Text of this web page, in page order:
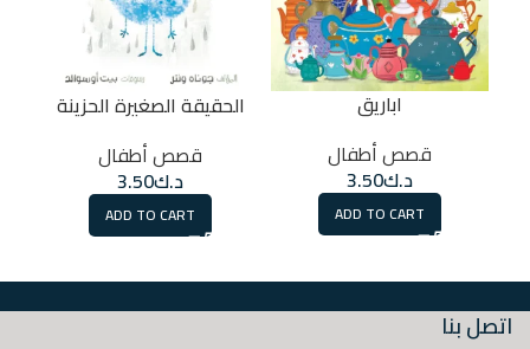
اباريق
قصص أطفال
د.ك3.50
ADD TO CART
الحقيقة الصغيرة الحزينة
قصص أطفال
د.ك3.50
ADD TO CART
اتصل بنا